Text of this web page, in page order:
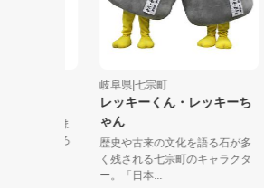
岐阜県|七宗町
レッキーくん・レッキーち
ゃん
歴史や古来の文化を語る石が多
く残される七宗町のキャラクタ
ー。「日本...